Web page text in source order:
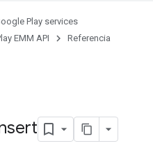
Play services
EMM API Referencia